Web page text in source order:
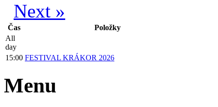
Next »
Čas
Položky
All
day
15:00 FESTIVAL KRÁKOR 2026
Menu